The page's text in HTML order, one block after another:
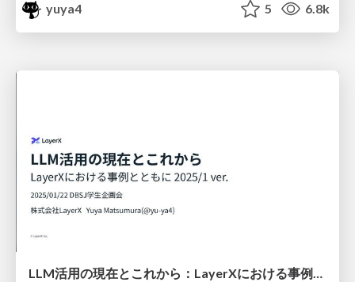
yuya4
5 6.8k
LLM活用の現在とこれから：LayerXにおける事例とともに 2025/1 ver. / layerx-llm-202501